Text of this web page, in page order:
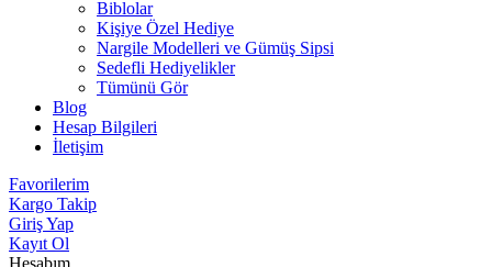
Biblolar
Kişiye Özel Hediye
Nargile Modelleri ve Gümüş Sipsi
Sedefli Hediyelikler
Tümünü Gör
Blog
Hesap Bilgileri
İletişim
Favorilerim
Kargo Takip
Giriş Yap
Kayıt Ol
Hesabım